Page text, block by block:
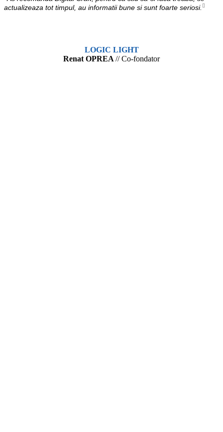
actualizeaza tot timpul, au informatii bune si sunt foarte seriosi.
LOGIC LIGHT
Renat OPREA// Co-fondator